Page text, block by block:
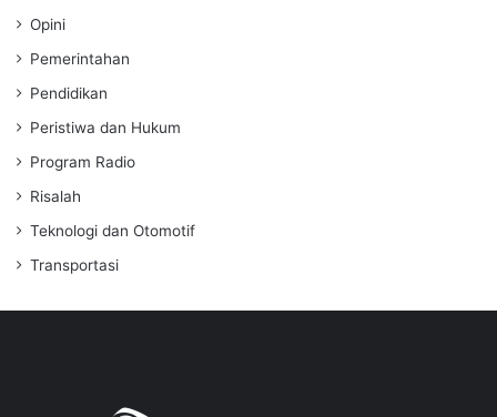
Opini
Pemerintahan
Pendidikan
Peristiwa dan Hukum
Program Radio
Risalah
Teknologi dan Otomotif
Transportasi